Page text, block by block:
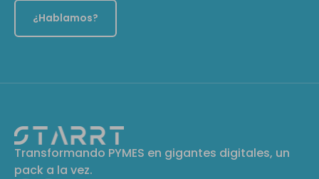
¿Hablamos?
Transformando PYMES en gigantes digitales, un
pack a la vez.